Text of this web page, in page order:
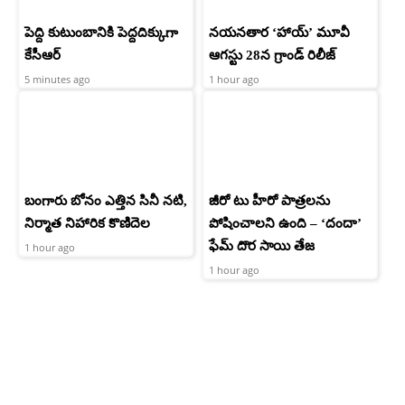
పెద్ది కుటుంబానికి పెద్దదిక్కుగా
కేసీఆర్
5 minutes ago
నయనతార ‘హాయ్’ మూవీ
ఆగస్టు 28న గ్రాండ్ రిలీజ్
1 hour ago
బంగారు బోనం ఎత్తిన సినీ నటి,
నిర్మాత నిహారిక కొణిదెల
1 hour ago
జీరో టు హీరో పాత్రలను
పోషించాలని ఉంది – ‘దందా’
ఫేమ్ దొర సాయి తేజ
1 hour ago